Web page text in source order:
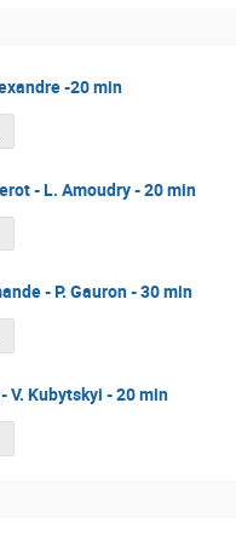
-20 min
- L. Amoudry - 20 min
- P. Gauron - 30 min
V. Kubytskyi - 20 min